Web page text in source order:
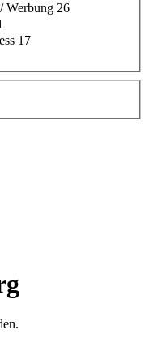
Werbung 26
17